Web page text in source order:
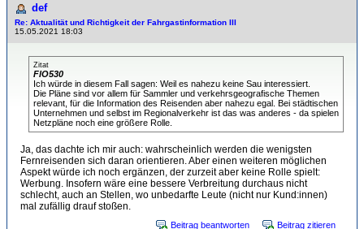
def
Re: Aktualität und Richtigkeit der Fahrgastinformation III
15.05.2021 18:03
Zitat
FlO530
Ich würde in diesem Fall sagen: Weil es nahezu keine Sau interessiert.
Die Pläne sind vor allem für Sammler und verkehrsgeografische Themen
relevant, für die Information des Reisenden aber nahezu egal. Bei städtischen
Unternehmen und selbst im Regionalverkehr ist das was anderes - da spielen
Netzpläne noch eine größere Rolle.
Ja, das dachte ich mir auch: wahrscheinlich werden die wenigsten
Fernreisenden sich daran orientieren. Aber einen weiteren möglichen
Aspekt würde ich noch ergänzen, der zurzeit aber keine Rolle spielt:
Werbung. Insofern wäre eine bessere Verbreitung durchaus nicht
schlecht, auch an Stellen, wo unbedarfte Leute (nicht nur Kund:innen)
mal zufällig drauf stoßen.
Beitrag beantworten Beitrag zitieren